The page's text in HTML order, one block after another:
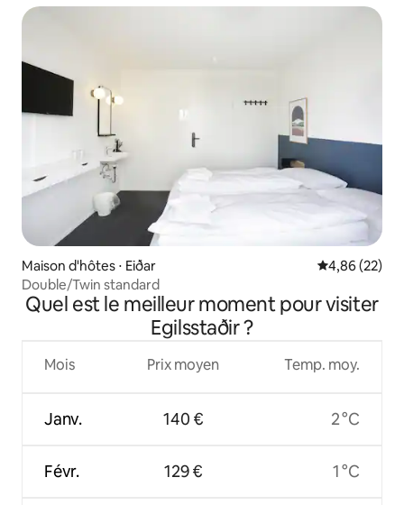
Maison d'hôtes ⋅ Eiðar Évaluation
4,86 (22)
Double/Twin standard
Quel est le meilleur moment pour visiter
Egilsstaðir ?
Mois
Janv.
Févr.
Prix moyen
140 €
129 €
Temp. moy.
2 °C
1 °C